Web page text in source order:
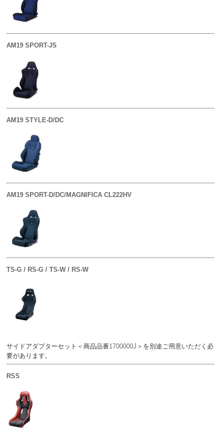
AM19 SPORT-JS
AM19 STYLE-D/DC
AM19 SPORT-D/DC/MAGNIFICA CL222HV
TS-G / RS-G / TS-W / RS-W
サイドアダプターセット＜商品品番1700000J ＞を別途ご用意いただく必
要があります。
RSS